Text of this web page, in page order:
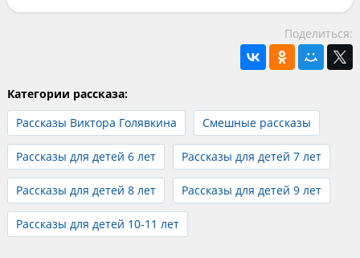
Поделиться:
Категории рассказа:
Рассказы Виктора Голявкина
Смешные рассказы
Рассказы для детей 6 лет Рассказы для детей 7 лет
Рассказы для детей 8 лет Рассказы для детей 9 лет
Рассказы для детей 10-11 лет